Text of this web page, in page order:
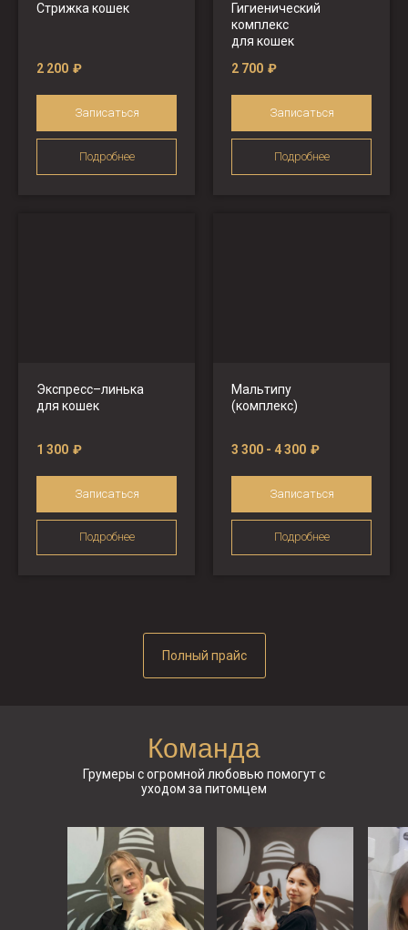
Стрижка кошек
2 200 ₽
Записаться
Подробнее
Гигиенический
комплекс
для кошек
2 700 ₽
Записаться
Подробнее
Экспресс–линька
для кошек
1 300 ₽
Записаться
Подробнее
Мальтипу
(комплекс)
3 300 - 4 300 ₽
Записаться
Подробнее
Полный прайс
Команда
Грумеры с огромной любовью помогут с
уходом за питомцем